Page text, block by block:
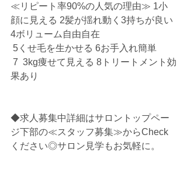
≪リピート率90%の人気の理由≫ 1小
顔に見える 2髪が揺れ動く3持ちが良い
4ボリューム自由自在
5くせ毛を生かせる 6お手入れ簡単
果あり
◆求人募集中詳細はサロントップペー
ジ下部の≪スタッフ募集≫からCheck
ください◎サロン見学もお気軽に。